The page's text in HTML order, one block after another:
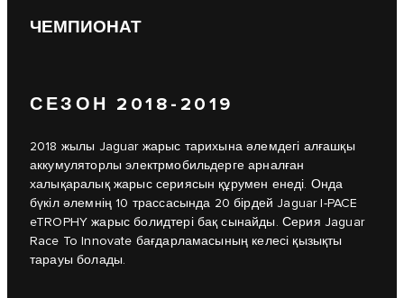
ЧЕМПИОНАТ
СЕЗОН 2018-2019
2018 жылы Jaguar жарыс тарихына әлемдегі алғашқы
аккумуляторлы электрмобильдерге арналған
халықаралық жарыс сериясын құрумен енеді. Онда
бүкіл әлемнің 10 трассасында 20 бірдей Jaguar I-PACE
eTROPHY жарыс болидтері бақ сынайды. Серия Jaguar
Race To Innovate бағдарламасының келесі қызықты
тарауы болады.